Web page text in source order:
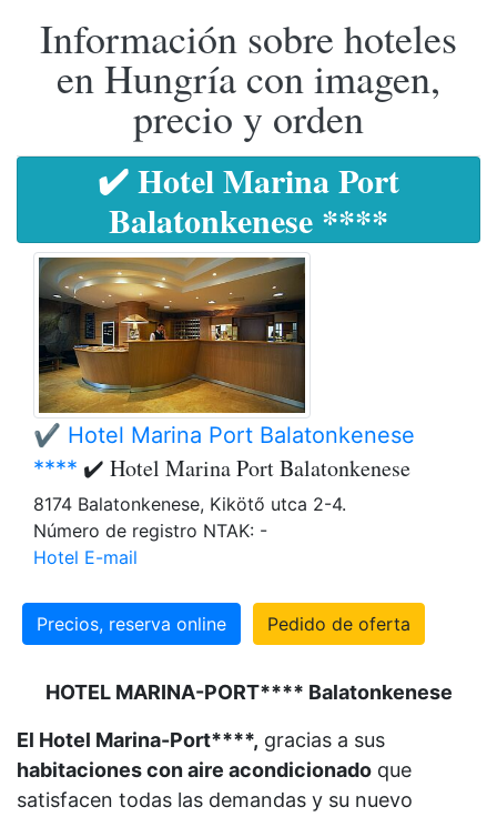
Información sobre hoteles
en Hungría con imagen,
precio y orden
✔️ Hotel Marina Port
Balatonkenese ****
✔️ Hotel Marina Port Balatonkenese
**** ✔️ Hotel Marina Port Balatonkenese
8174 Balatonkenese, Kikötő utca 2-4.
Número de registro NTAK: -
Hotel E-mail
Precios, reserva online Pedido de oferta
HOTEL MARINA-PORT**** Balatonkenese
El Hotel Marina-Port****, gracias a sus
habitaciones con aire acondicionado que
satisfacen todas las demandas y su nuevo